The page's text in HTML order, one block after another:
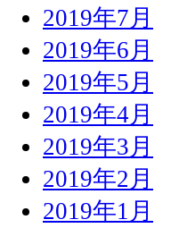
2019年7月
2019年6月
2019年5月
2019年4月
2019年3月
2019年2月
2019年1月